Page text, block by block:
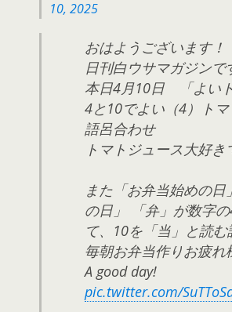
10, 2025
おはようございます！
日刊白ウサマガジンで
本日4月10日 「よい
4と10でよい（4）ト
語呂合わせ
トマトジュース大好き
また「お弁当始めの日
の日」 「弁」が数字
て、10を「当」と読
毎朝お弁当作りお疲れ
A good day!
pic.twitter.com/